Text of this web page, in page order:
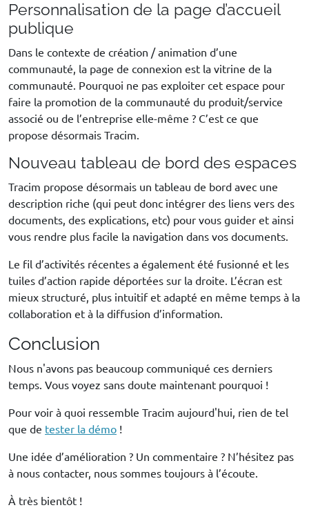
Personnalisation de la page d’accueil
publique
Dans le contexte de création / animation d’une
communauté, la page de connexion est la vitrine de la
communauté. Pourquoi ne pas exploiter cet espace pour
faire la promotion de la communauté du produit/service
associé ou de l’entreprise elle-même ? C’est ce que
propose désormais Tracim.
Nouveau tableau de bord des espaces
Tracim propose désormais un tableau de bord avec une
description riche (qui peut donc intégrer des liens vers des
documents, des explications, etc) pour vous guider et ainsi
vous rendre plus facile la navigation dans vos documents.
Le fil d’activités récentes a également été fusionné et les
tuiles d’action rapide déportées sur la droite. L’écran est
mieux structuré, plus intuitif et adapté en même temps à la
collaboration et à la diffusion d’information.
Conclusion
Nous n'avons pas beaucoup communiqué ces derniers
temps. Vous voyez sans doute maintenant pourquoi !
Pour voir à quoi ressemble Tracim aujourd'hui, rien de tel
que de tester la démo !
Une idée d’amélioration ? Un commentaire ? N’hésitez pas
à nous contacter, nous sommes toujours à l’écoute.
À très bientôt !